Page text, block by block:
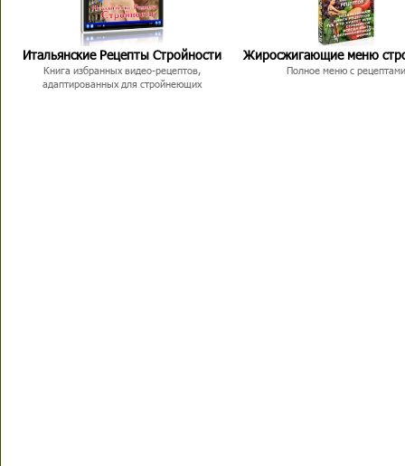
Итальянские Рецепты Стройности
Книга избранных видео-рецептов,
адаптированных для стройнеющих
Жиросжигающие меню
Полное меню с рецептами